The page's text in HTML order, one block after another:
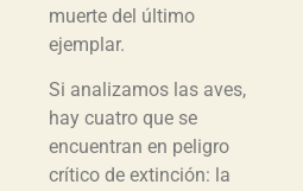
muerte del último
ejemplar.
Si analizamos las aves,
hay cuatro que se
encuentran en peligro
crítico de extinción: la